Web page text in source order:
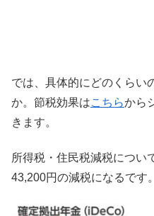
では、具体的にどのくらい
か。節税効果はこちらから
きます。
所得税・住民税減税につい
43,200円の減税になるです。